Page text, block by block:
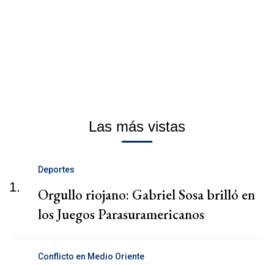
Las más vistas
1.
Deportes
Orgullo riojano: Gabriel Sosa brilló en
los Juegos Parasuramericanos
Conflicto en Medio Oriente